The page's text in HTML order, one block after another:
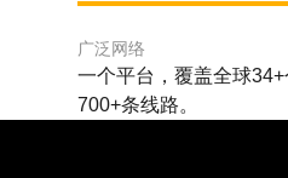
广泛网络
一个平台，覆盖全球
700+条线路。